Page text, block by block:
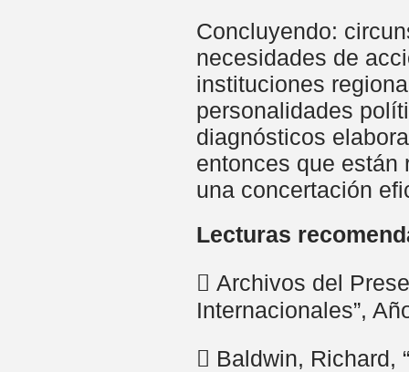
Concluyendo:
necesidades de
instituciones
personalidades
diagnósticos
entonces que están
una concertación
Lecturas
 Archivos del
Internacionales”,
 Baldwin, Richard,